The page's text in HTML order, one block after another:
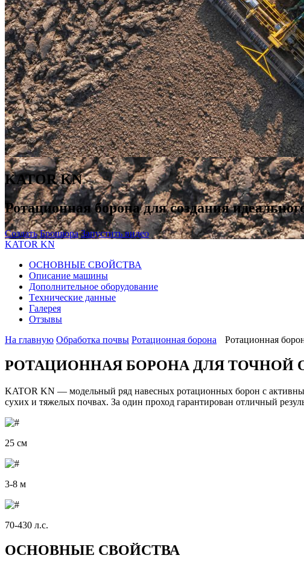
KATOR KN
Ротационная борона для создания
Создать Брошюра Запустить видео
KATOR KN
ОСНОВНЫЕ СВОЙСТВА
Описание машины
Дополнительное оборудование
Tехнические данные
Галерея
Отзывы
На главную Oбработка почвы Ротационная борона Ротационная
РОТАЦИОННАЯ БОРОНА ДЛЯ ТОЧНОЙ
KATOR KN — модельный ряд навесных ротационных борон с
сухих и тяжелых почвах. За один проход гарантирован отличный
25 см
3-8 м
70-430 л.с.
ОСНОВНЫЕ СВОЙСТВА